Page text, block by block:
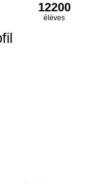
12200
élèves